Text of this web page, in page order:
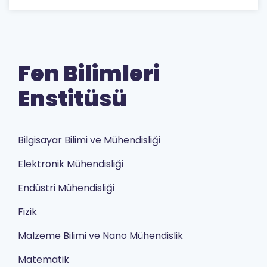
Fen Bilimleri
Enstitüsü
Bilgisayar Bilimi ve Mühendisliği
Elektronik Mühendisliği
Endüstri Mühendisliği
Fizik
Malzeme Bilimi ve Nano Mühendislik
Matematik